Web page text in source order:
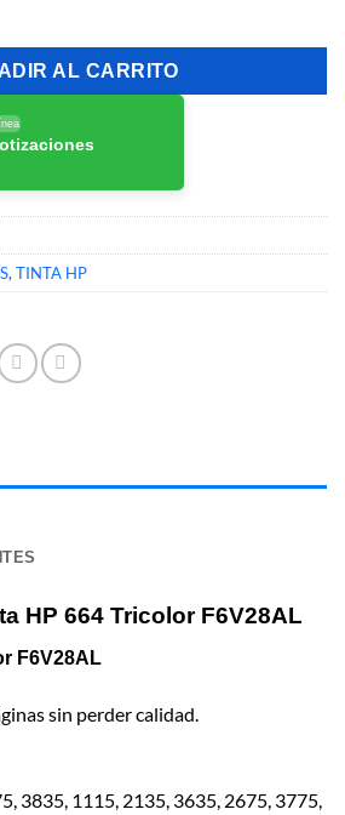
AL CARRITO
, TINTA HP
HP 664 Tricolor F6V28AL
F6V28AL
sin perder calidad.
3835, 1115, 2135, 3635, 2675, 3775,